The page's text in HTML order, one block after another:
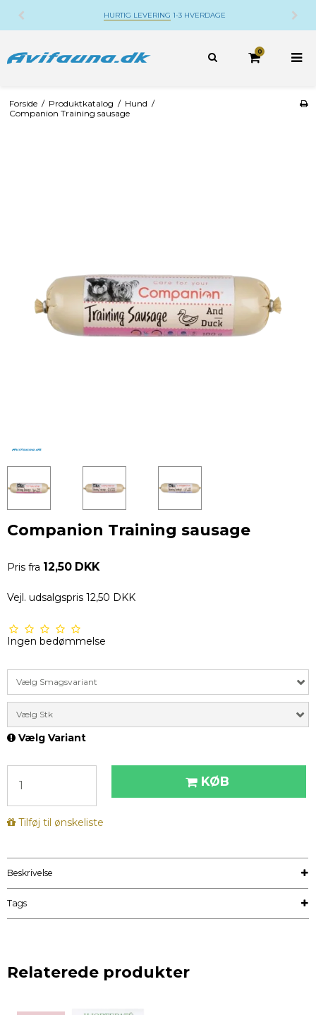
DANSK WEBSHOPBELIGGENDE PÅ DJURSLAND
0
Forside / Produktkatalog / Hund /
Companion Training sausage
Companion Training sausage
Pris fra 12,50 DKK
Vejl. udsalgspris 12,50 DKK
Ingen bedømmelse
Vælg Smagsvariant
Vælg Stk
Vælg Variant
KØB
Tilføj til ønskeliste
Beskrivelse
Tags
Relaterede produkter